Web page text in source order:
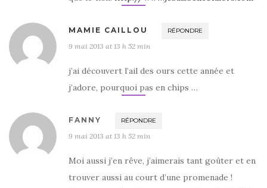
MAMIE CAILLOU RÉPONDRE
9 mai 2013 at 13 h 52 min
j’ai découvert l’ail des ours cette année et
j’adore, pourquoi pas en chips …
FANNY RÉPONDRE
9 mai 2013 at 13 h 52 min
Moi aussi j’en rêve, j’aimerais tant goûter et en
trouver aussi au court d’une promenade !